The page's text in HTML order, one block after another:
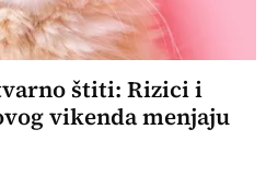
štiti: Rizici i
vikenda menjaju